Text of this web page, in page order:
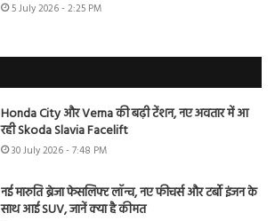
5 July 2026 - 2:25 PM
Honda City और Verna की बढ़ी टेंशन, नए अवतार में आ
रही Skoda Slavia Facelift
30 July 2026 - 7:48 PM
नई मारुति ब्रेजा फेसलिफ्ट लॉन्च, नए फीचर्स और टर्बो इंजन के
साथ आई SUV, जानें क्या है कीमत